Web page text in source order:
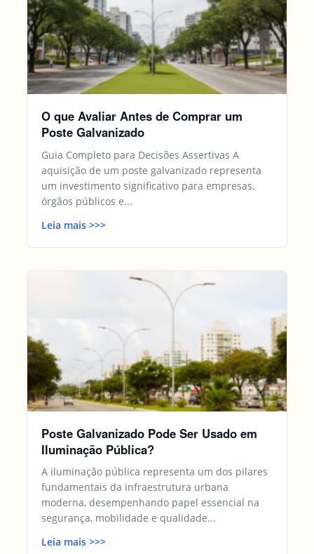
O que Avaliar Antes de Comprar um
Poste Galvanizado
Guia Completo para Decisões Assertivas A
aquisição de um poste galvanizado representa
um investimento significativo para empresas,
órgãos públicos e...
Leia mais>>>
Poste Galvanizado Pode Ser Usado em
Iluminação Pública?
A iluminação pública representa um dos pilares
fundamentais da infraestrutura urbana
moderna, desempenhando papel essencial na
segurança, mobilidade e qualidade...
Leia mais>>>